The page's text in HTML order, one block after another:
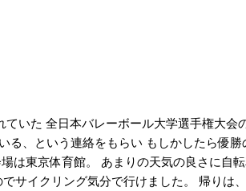
すご注意下さい。 当院は 年内は12月30日
はじめて割り 2010Final 』 『コンディシ
ていた 全日本バレーボール大学選手権大会
る、という連絡をもらい もしかしたら優
は東京体育館。 あまりの天気の良さに自転
サイクリング気分で行けました。 帰りは